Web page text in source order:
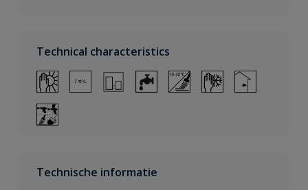
Technical characteristics
Technische informatie